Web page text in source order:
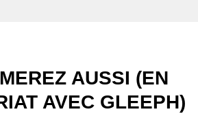
AUSSI (EN
AVEC GLEEPH)